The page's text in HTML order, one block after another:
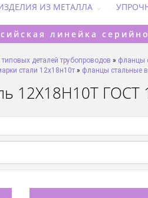
ИЗ МЕТАЛЛА
линейка
типовых деталей трубопроводов » фланцы
стали 12х18н10т » фланцы стальные
12Х18Н10Т ГОСТ